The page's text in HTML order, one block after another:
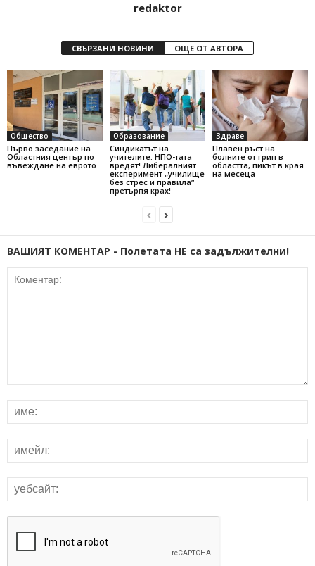
redaktor
СВЪРЗАНИ НОВИНИ ОЩЕ ОТ АВТОРА
Общество
Първо заседание на
Областния център по
въвеждане на еврото
Образование
Синдикатът на
учителите: НПО-тата
вредят! Либералният
експеримент „училище
без стрес и правила“
претърпя крах!
Здраве
Плавен ръст на
болните от грип в
областта, пикът в края
на месеца
ВАШИЯТ КОМЕНТАР - Полетата НЕ са задължителни!